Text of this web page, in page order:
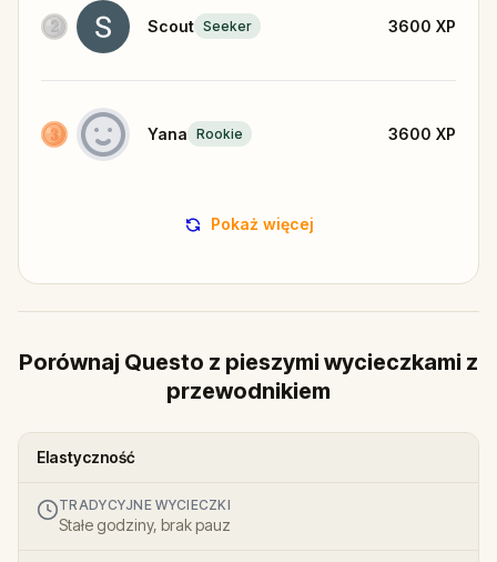
Scout Seeker 3600 XP
Yana Rookie 3600 XP
Pokaż więcej
Porównaj Questo z pieszymi wycieczkami z
przewodnikiem
Elastyczność
TRADYCYJNE WYCIECZKI
Stałe godziny, brak pauz